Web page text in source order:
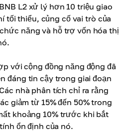
L2 xử lý hơn 10 triệu giao
tối thiểu, củng cố vai trò của
năng và hỗ trợ vốn hóa thị
với cộng đồng năng động đã
đáng tin cậy trong giai đoạn
nhà phân tích chỉ ra rằng
giảm từ 15% đến 50% trong
khoảng 10% trước khi bắt
ổn định của nó.